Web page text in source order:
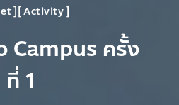
Activity
Campus ครั้ง
ที่ 1